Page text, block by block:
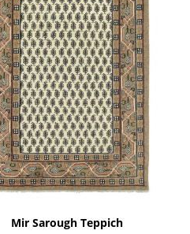
Mir Sarough Teppich